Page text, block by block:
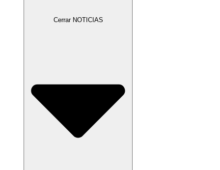
Cerrar NOTICIAS